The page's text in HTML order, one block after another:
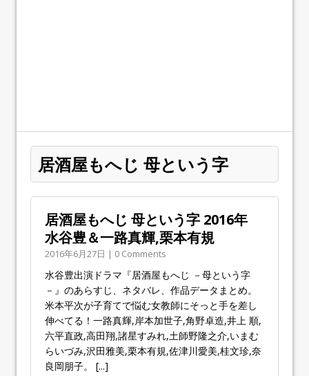
居酒屋もへじ 母という字
居酒屋もへじ 母という字 2016年
水谷豊＆一路真輝,栗本有規
2016年6月27日 | 0 Comments
水谷豊出演ドラマ『居酒屋もへじ －母という字
－』のあらすじ、ネタバレ、作品データまとめ。
米本平次が子育てで悩む女教師にそっと手を差し
伸べてる！一路真輝,岸本加世子,角野卓造,井上 順,
六平直政,高田翔,諸星すみれ,土師野隆之介,いまむ
らいづみ,沢田雅美,栗本有規,佐津川愛美,桂文珍,奈
良岡朋子。 [...]